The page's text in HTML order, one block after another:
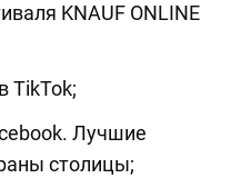
KNAUF ONLINE
TikTok;
Лучшие
столицы;